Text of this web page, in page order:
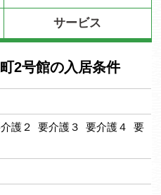
サービス
2号館の入居条件
護２ 要介護３ 要介護４ 要